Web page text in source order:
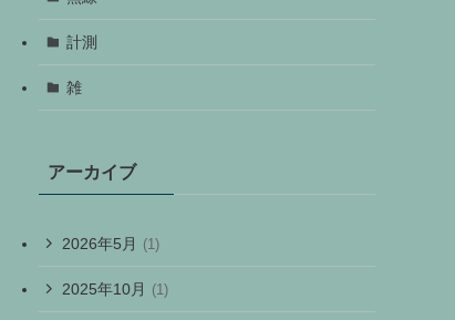
計測
雑
アーカイブ
2026年5月 (1)
2025年10月 (1)